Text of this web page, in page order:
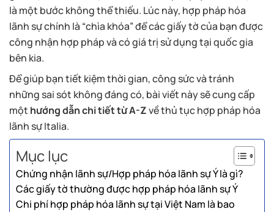
là một bước không thể thiếu. Lúc này, hợp pháp hóa
lãnh sự chính là “chìa khóa” để các giấy tờ của bạn được
công nhận hợp pháp và có giá trị sử dụng tại quốc gia
bên kia.
Để giúp bạn tiết kiệm thời gian, công sức và tránh
những sai sót không đáng có, bài viết này sẽ cung cấp
một hướng dẫn chi tiết từ A-Zvề thủ tục hợp pháp hóa
lãnh sự Italia.
Mục lục
Chứng nhận lãnh sự/Hợp pháp hóa lãnh sự Ý là gì?
Các giấy tờ thường được hợp pháp hóa lãnh sự Ý
Chi phí hợp pháp hóa lãnh sự tại Việt Nam là bao